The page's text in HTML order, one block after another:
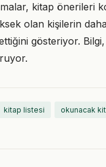
kitap önerileri
olan kişilerin
gösteriyor.
kitap listesi okunacak